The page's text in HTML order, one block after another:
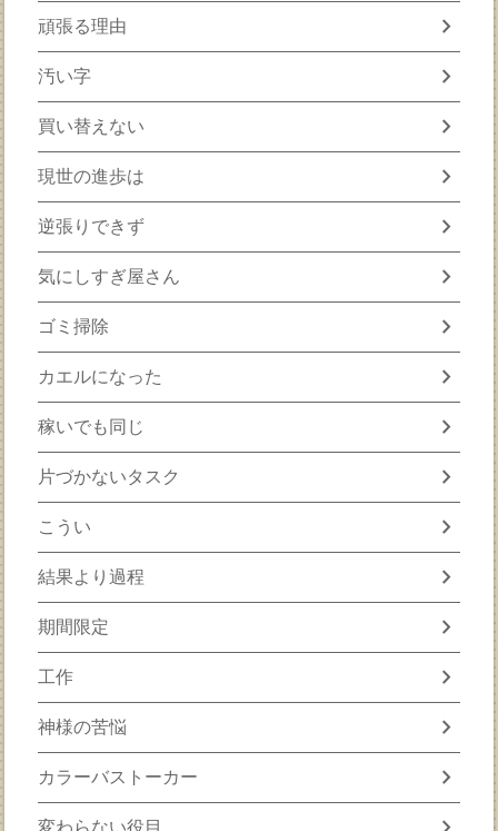
頑張る理由 chevron_right
汚い字 chevron_right
買い替えない chevron_right
現世の進歩は chevron_right
逆張りできず chevron_right
気にしすぎ屋さん chevron_right
ゴミ掃除 chevron_right
カエルになった chevron_right
稼いでも同じ chevron_right
片づかないタスク chevron_right
こうい chevron_right
結果より過程 chevron_right
期間限定 chevron_right
工作 chevron_right
神様の苦悩 chevron_right
カラーバストーカー chevron_right
変わらない役目